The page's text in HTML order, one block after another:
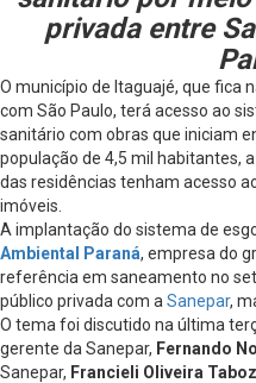
privada entre
O município de Itaguajé, que fica
com São Paulo, terá acesso ao
sanitário com obras que iniciam
população de 4,5 mil habitantes,
das residências tenham acesso
imóveis.
A implantação do sistema de
Ambiental Paraná, empresa do
referência em saneamento no
público privada com a Sanepar,
O tema foi discutido na última
gerente da Sanepar, Fernando
Sanepar, Francieli Oliveira